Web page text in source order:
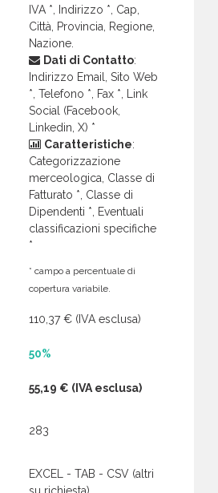
IVA *, Indirizzo *, Cap,
Città, Provincia, Regione,
Nazione.
Dati di Contatto:
Indirizzo Email, Sito Web
*, Telefono *, Fax *, Link
Social (Facebook,
Linkedin, X) *
Caratteristiche:
Categorizzazione
merceologica, Classe di
Fatturato *, Classe di
Dipendenti *, Eventuali
classificazioni specifiche
*
* campo a percentuale di
copertura variabile.
110,37 € (IVA esclusa)
50%
55,19 € (IVA esclusa)
283
EXCEL - TAB - CSV (altri